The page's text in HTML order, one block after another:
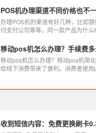
中，瑞银信与随行付增长率居于较快
POS机品牌各种各样，每年支付公司
品牌，所以我们在选择POS机的时
规一清机。
POS机办理渠道不同价格也不
办理POS机的渠道有好几种，比如
付支付公司等等，同一款产品为什么
和大家说说为什么同一款产品会有好
竟是什么原因呢？
移动pos机怎么办理？手续费
移动pos机怎么办理？移动pos机简化
给线下消费带来了便利。消费者使用